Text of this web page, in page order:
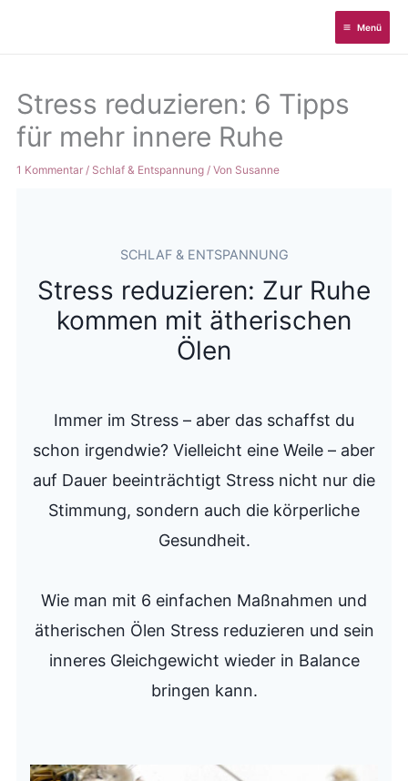
Menü
Stress reduzieren: 6 Tipps
für mehr innere Ruhe
1 Kommentar / Schlaf & Entspannung / Von Susanne
SCHLAF & ENTSPANNUNG
Stress reduzieren: Zur Ruhe
kommen mit ätherischen
Ölen
Immer im Stress – aber das schaffst du
schon irgendwie? Vielleicht eine Weile – aber
auf Dauer beeinträchtigt Stress nicht nur die
Stimmung, sondern auch die körperliche
Gesundheit.
Wie man mit 6 einfachen Maßnahmen und
ätherischen Ölen Stress reduzieren und sein
inneres Gleichgewicht wieder in Balance
bringen kann.